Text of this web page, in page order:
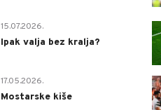
15.07.2026.
Ipak valja bez kralja?
17.05.2026.
Mostarske kiše